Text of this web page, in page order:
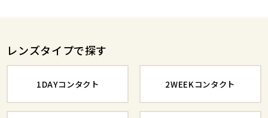
レンズタイプで探す
1DAYコンタクト 2WEEKコンタクト